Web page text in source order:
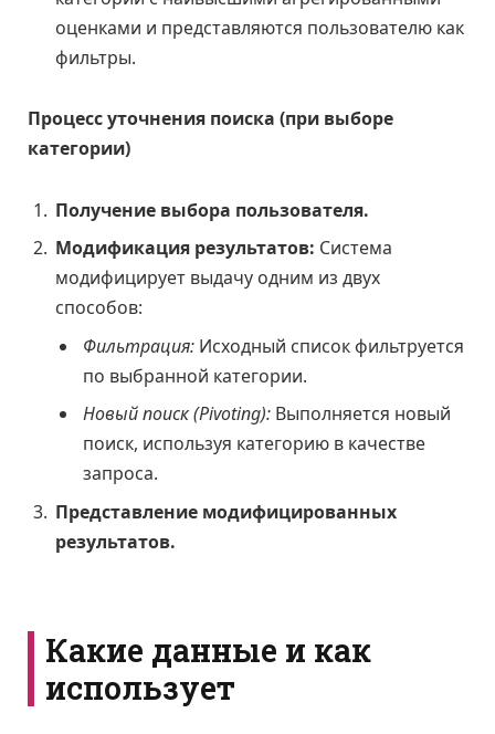
оценками и представляются пользователю как
фильтры.
Процесс уточнения поиска (при выборе
категории)
Получение выбора пользователя.
Модификация результатов: Система
модифицирует выдачу одним из двух
способов:
Фильтрация: Исходный список фильтруется
по выбранной категории.
Новый поиск (Pivoting): Выполняется новый
поиск, используя категорию в качестве
запроса.
Представление модифицированных
результатов.
Какие данные и как
использует